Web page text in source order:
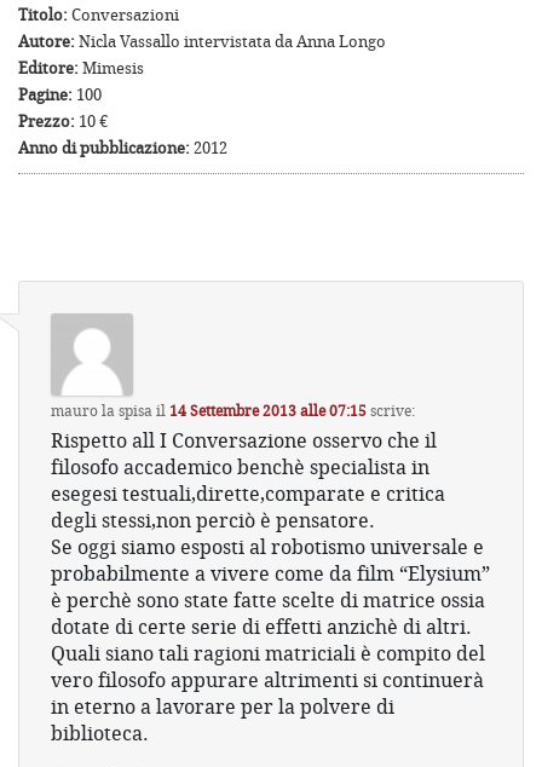
Titolo: Conversazioni
Autore: Nicla Vassallo intervistata da Anna Longo
Editore: Mimesis
Pagine: 100
Prezzo: 10 €
Anno di pubblicazione: 2012
mauro la spisail14 Settembre 2013 alle 07:15scrive:
Rispetto all I Conversazione osservo che il
filosofo accademico benchè specialista in
esegesi testuali,dirette,comparate e critica
degli stessi,non perciò è pensatore.
Se oggi siamo esposti al robotismo universale e
probabilmente a vivere come da film “Elysium”
è perchè sono state fatte scelte di matrice ossia
dotate di certe serie di effetti anzichè di altri.
Quali siano tali ragioni matriciali è compito del
vero filosofo appurare altrimenti si continuerà
in eterno a lavorare per la polvere di
biblioteca.